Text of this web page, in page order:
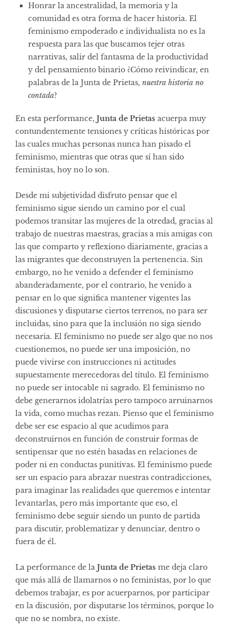
Honrar la ancestralidad, la memoria y la
comunidad es otra forma de hacer historia. El
feminismo empoderado e individualista no es la
respuesta para las que buscamos tejer otras
narrativas, salir del fantasma de la productividad
y del pensamiento binario ¿Cómo reivindicar, en
palabras de la Junta de Prietas, nuestra historia no
contada?
En esta performance, Junta de Prietas acuerpa muy
contundentemente tensiones y críticas históricas por
las cuales muchas personas nunca han pisado el
feminismo, mientras que otras que sí han sido
feministas, hoy no lo son.
Desde mi subjetividad disfruto pensar que el
feminismo sigue siendo un camino por el cual
podemos transitar las mujeres de la otredad, gracias al
trabajo de nuestras maestras, gracias a mis amigas con
las que comparto y reflexiono diariamente, gracias a
las migrantes que deconstruyen la pertenencia. Sin
embargo, no he venido a defender el feminismo
abanderadamente, por el contrario, he venido a
pensar en lo que significa mantener vigentes las
discusiones y disputarse ciertos terrenos, no para ser
incluidas, sino para que la inclusión no siga siendo
necesaria. El feminismo no puede ser algo que no nos
cuestionemos, no puede ser una imposición, no
puede vivirse con instrucciones ni actitudes
supuestamente merecedoras del título. El feminismo
no puede ser intocable ni sagrado. El feminismo no
debe generarnos idolatrías pero tampoco arruinarnos
la vida, como muchas rezan. Pienso que el feminismo
debe ser ese espacio al que acudimos para
deconstruirnos en función de construir formas de
sentipensar que no estén basadas en relaciones de
poder ni en conductas punitivas. El feminismo puede
ser un espacio para abrazar nuestras contradicciones,
para imaginar las realidades que queremos e intentar
levantarlas, pero más importante que eso, el
feminismo debe seguir siendo un punto de partida
para discutir, problematizar y denunciar, dentro o
fuera de él.
La performance de la Junta de Prietas me deja claro
que más allá de llamarnos o no feministas, por lo que
debemos trabajar, es por acuerparnos, por participar
en la discusión, por disputarse los términos, porque lo
que no se nombra, no existe.